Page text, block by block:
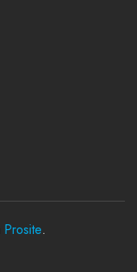
Prosite.